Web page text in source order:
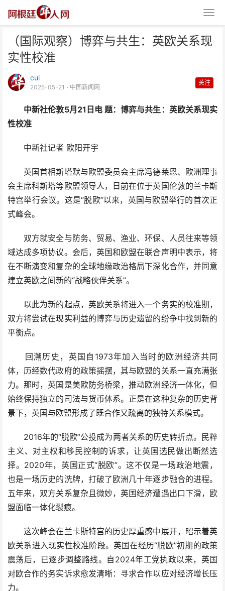
（国际观察）博弈与共生：英欧关系现
实性校准
cui
2025-05-21 · 中国新闻网
关注
中新社伦敦5月21日电 题：博弈与共生：英欧关系现实
性校准
中新社记者 欧阳开宇
英国首相斯塔默与欧盟委员会主席冯德莱恩、欧洲理事
会主席科斯塔等欧盟领导人，日前在位于英国伦敦的兰卡斯
特宫举行会议。这是“脱欧”以来，英国与欧盟举行的首次正
式峰会。
双方就安全与防务、贸易、渔业、环保、人员往来等领
域达成多项协议。会后，英国和欧盟在联合声明中表示，将
在不断演变和复杂的全球地缘政治格局下深化合作，并同意
建立英欧之间新的“战略伙伴关系”。
以此为新的起点，英欧关系将进入一个务实的校准期，
双方将尝试在现实利益的博弈与历史遗留的纷争中找到新的
平衡点。
回溯历史，英国自1973年加入当时的欧洲经济共同
体，历经数代政府的政策摇摆，其与欧盟的关系一直充满张
力。那时，英国是美欧防务桥梁，推动欧洲经济一体化，但
始终保持独立的司法与货币体系。正是在这种复杂的历史背
景下，英国与欧盟形成了既合作又疏离的独特关系模式。
2016年的“脱欧”公投成为两者关系的历史转折点。民粹
主义、对主权和移民控制的诉求，让英国选民做出断然选
择。2020年，英国正式“脱欧”。这不仅是一场政治地震，
也是一场历史的洗牌，打破了欧洲几十年逐步融合的进程。
五年来，双方关系复杂且微妙，英国经济遭遇出口下滑，欧
盟面临一体化裂痕。
这次峰会在兰卡斯特宫的历史厚重感中展开，昭示着英
欧关系进入现实性校准阶段。英国在经历“脱欧”初期的政策
震荡后，已逐步调整路线。自2024年工党执政以来，英国
对欧合作的务实诉求愈发清晰：寻求合作以应对经济增长压
力。
（国际观察）博弈与共生：英欧关